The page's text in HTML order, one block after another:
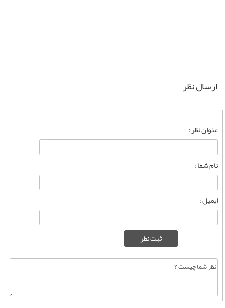
ارسال نظر
عنوان نظر :
نام شما :
ایمیل :